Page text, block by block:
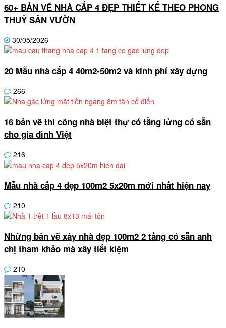
60+ BẢN VẼ NHÀ CẤP 4 ĐẸP THIẾT KẾ THEO PHONG
THUỶ SÂN VƯỜN
30/05/2026
20 Mẫu nhà cấp 4 40m2-50m2 và kinh phí xây dựng
266
16 bản vẽ thi công nhà biệt thự có tầng lửng có sẵn
cho gia đình Việt
216
Mẫu nhà cấp 4 đẹp 100m2 5x20m mới nhất hiện nay
210
Những bản vẽ xây nhà đẹp 100m2 2 tầng có sẵn anh
chị tham khảo mà xây tiết kiệm
210